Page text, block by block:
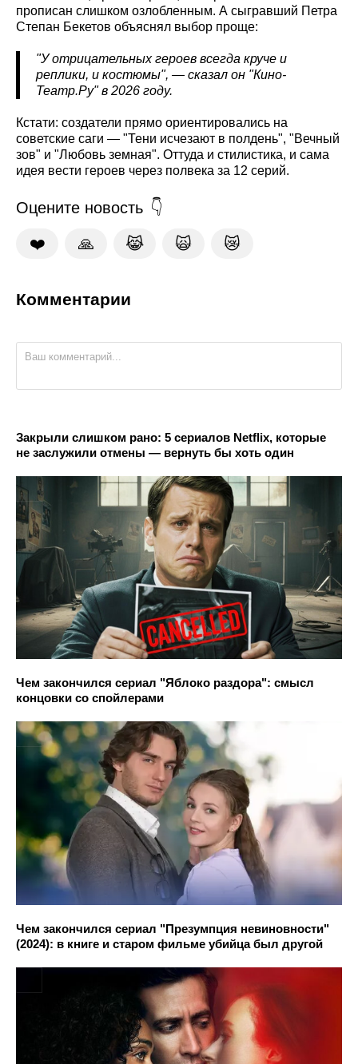
прописан слишком озлобленным. А сыгравший Петра
Степан Бекетов объяснял выбор проще:
"У отрицательных героев всегда круче и
реплики, и костюмы", — сказал он "Кино-
Театр.Ру" в 2026 году.
Кстати: создатели прямо ориентировались на
советские саги — "Тени исчезают в полдень", "Вечный
зов" и "Любовь земная". Оттуда и стилистика, и сама
идея вести героев через полвека за 12 серий.
Оцените новость
❤️ 🙏 😹 🙀 😿
Комментарии
Закрыли слишком рано: 5 сериалов Netflix, которые
не заслужили отмены — вернуть бы хоть один
Чем закончился сериал "Яблоко раздора": смысл
концовки со спойлерами
Чем закончился сериал "Презумпция невиновности"
(2024): в книге и старом фильме убийца был другой